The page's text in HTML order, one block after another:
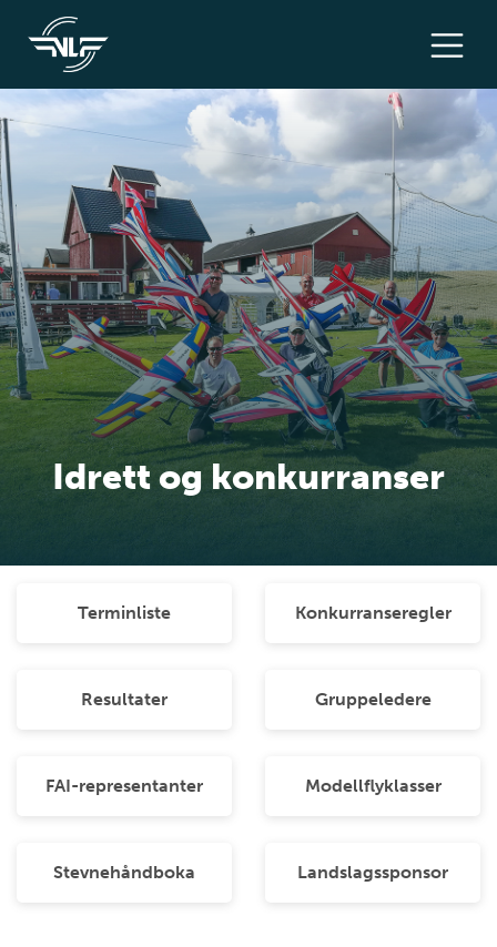
Idrett og konkurranser
Terminliste Konkurranseregler
Resultater Gruppeledere
FAI-representanter Modellflyklasser
Stevnehåndboka Landslagssponsor